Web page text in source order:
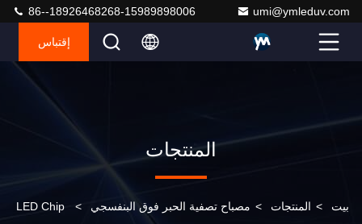
umi@ymleduv.com
86--18926468268-15989898006
إقتباس
المنتجات
بيت > المنتجات > مصباح تصفية الحبر فوق البنفسجي >
LED Chip